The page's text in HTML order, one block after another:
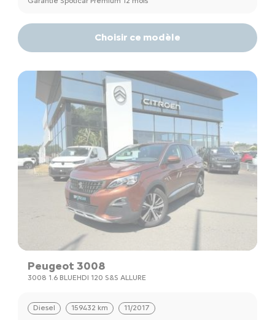
Choisir ce modèle
Peugeot 3008
3008 1.6 BLUEHDI 120 S&S ALLURE
Diesel 159432 km 11/2017